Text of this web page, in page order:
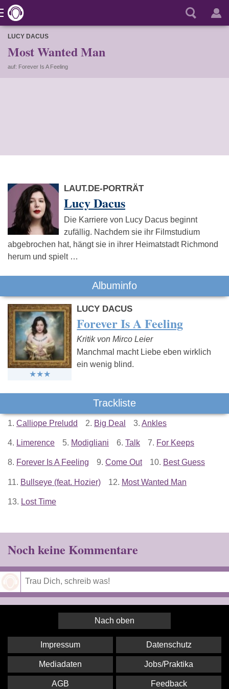
LUCY DACUS
Most Wanted Man
auf: Forever Is A Feeling
LAUT.DE-PORTRÄT
Lucy Dacus
Die Karriere von Lucy Dacus beginnt
zufällig. Nachdem sie ihr Filmstudium
abgebrochen hat, hängt sie in ihrer Heimatstadt Richmond
herum und spielt …
Albuminfo
LUCY DACUS
Forever Is A Feeling
Kritik von Mirco Leier
Manchmal macht Liebe eben wirklich
ein wenig blind.
Trackliste
1. Calliope Preludd 2. Big Deal 3. Ankles
4. Limerence 5. Modigliani 6. Talk 7. For Keeps
8. Forever Is A Feeling 9. Come Out 10. Best Guess
11. Bullseye (feat. Hozier) 12. Most Wanted Man
13. Lost Time
Noch keine Kommentare
Nach oben
Impressum Datenschutz
Mediadaten Jobs/Praktika
AGB Feedback